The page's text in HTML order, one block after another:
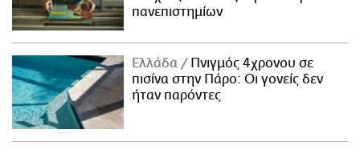
πανεπιστημίων
Ελλάδα
Πνιγμός 4χρονου σε
πισίνα στην Πάρο: Οι γονείς δεν
ήταν παρόντες